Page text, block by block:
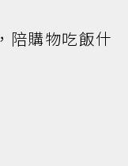
陪購物吃飯什